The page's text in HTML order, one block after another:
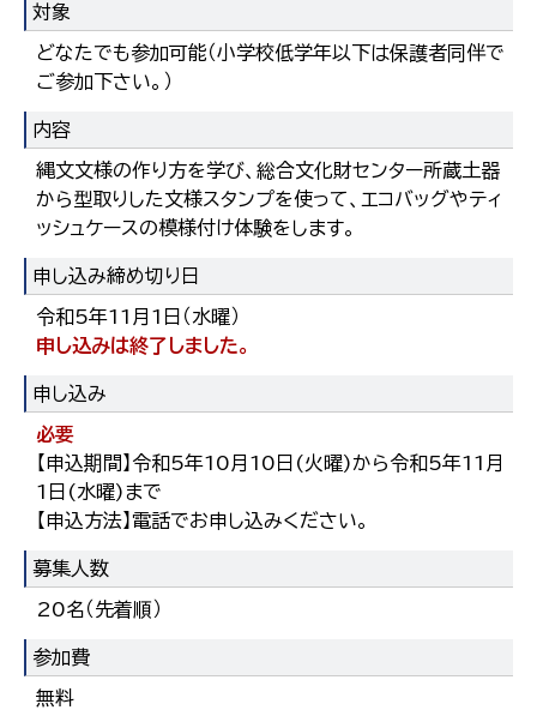
対象
どなたでも参加可能（小学校低学年以下は保護者同伴で
ご参加下さい。）
内容
縄文文様の作り方を学び、総合文化財センター所蔵土器
から型取りした文様スタンプを使って、エコバッグやティ
ッシュケースの模様付け体験をします。
申し込み締め切り日
令和5年11月1日（水曜）
申し込みは終了しました。
申し込み
必要
【申込期間】令和5年10月10日(火曜)から令和5年11月
1日(水曜)まで
【申込方法】電話でお申し込みください。
募集人数
20名（先着順）
参加費
無料